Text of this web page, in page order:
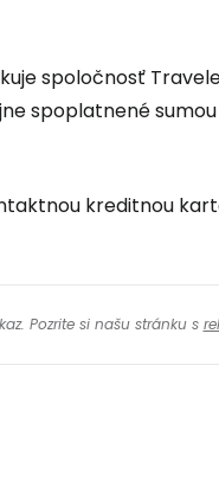
spoločnosť
spoplatnené
kreditnou
Pozrite si našu stránku s